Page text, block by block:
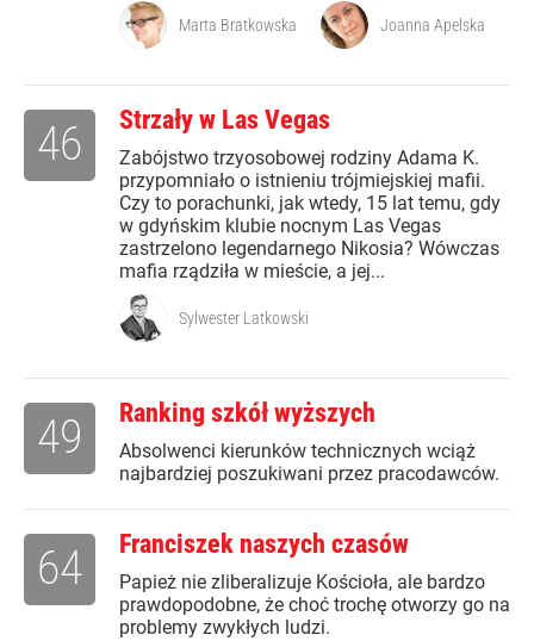
Marta Bratkowska Joanna Apelska
Strzały w Las Vegas
Zabójstwo trzyosobowej rodziny Adama K.
przypomniało o istnieniu trójmiejskiej mafii.
Czy to porachunki, jak wtedy, 15 lat temu, gdy
w gdyńskim klubie nocnym Las Vegas
zastrzelono legendarnego Nikosia? Wówczas
mafia rządziła w mieście, a jej...
46
Sylwester Latkowski
Ranking szkół wyższych
Absolwenci kierunków technicznych wciąż
najbardziej poszukiwani przez pracodawców.
49
Franciszek naszych czasów
Papież nie zliberalizuje Kościoła, ale bardzo
prawdopodobne, że choć trochę otworzy go na
problemy zwykłych ludzi.
64